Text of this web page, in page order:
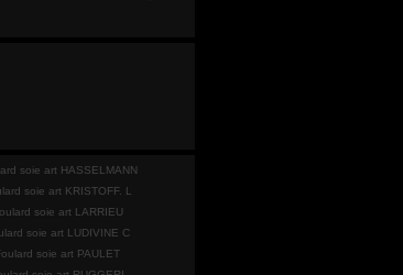
soie art HASSELMANN
soie art KRISTOFF. L
soie art LARRIEU
soie art LUDIVINE C
soie art PAULET